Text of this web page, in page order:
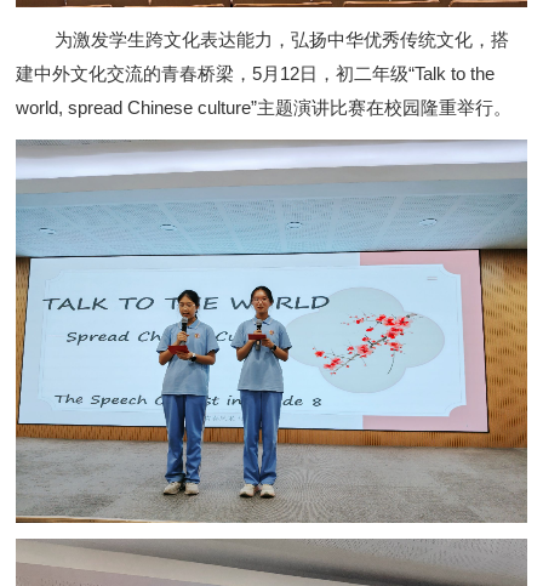
为激发学生跨文化表达能力，弘扬中华优秀传统文化，搭
建中外文化交流的青春桥梁，5月12日 ，初二年级“Talk to the
world, spread Chinese culture”主题演讲比赛在校园隆重举行。